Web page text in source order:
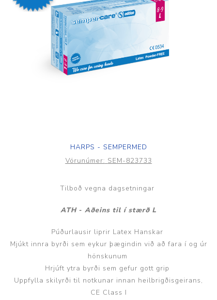
HARPS - SEMPERMED
Vörunúmer: SEM-823733
Tilboð vegna dagsetningar
ATH- Aðeins til í stærð L
Púðurlausir liprir Latex Hanskar
Mjúkt innra byrði sem eykur þægindin við að fara í og úr
hönskunum
Hrjúft ytra byrði sem gefur gott grip
Uppfylla skilyrði til notkunar innan heilbrigðisgeirans,
CE Class I